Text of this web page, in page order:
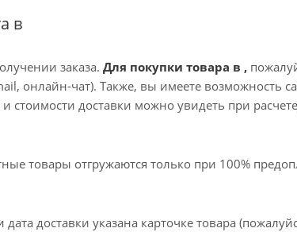
в
заказа. Для покупки товара в ,
онлайн-чат). Также, вы имеете возможность
стоимости доставки можно увидеть при
товары отгружаются только при 100%
доставки указана карточке товара